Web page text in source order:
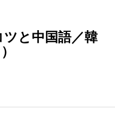
ツと中国語／韓